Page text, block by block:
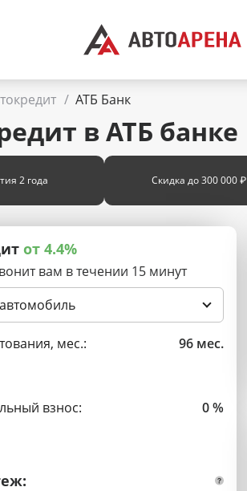
/ АТБ Банк
в АТБ банке
2 года Скидка до 300 000 ₽
от 4.4%
вам в течении 15 минут
мес.: 96 мес.
взнос: 0 %